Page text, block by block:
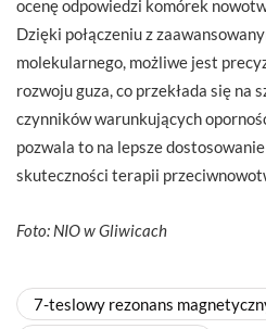
ocenę odpowiedzi komórek
Dzięki połączeniu z
molekularnego, możliwe jest
rozwoju guza, co przekłada się na
czynników warunkujących
pozwala to na lepsze
skuteczności terapii
Foto: NIO w Gliwicach
7-teslowy rezonans